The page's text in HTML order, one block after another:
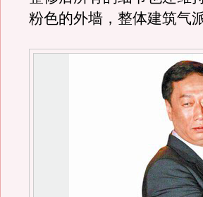
粉色的外墙，整体建筑气